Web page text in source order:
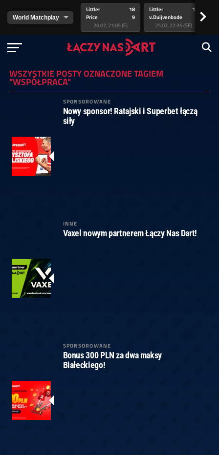
Littler
Price
18
9
26.07, 21:05 (F)
Littler
v.Duijvenbode
17
25.07, 22:35 (SF)
>
WSZYSTKIE POSTY OZNACZONE TAGIEM
"WSPÓŁPRACA"
SPONSOROWANE
Nowy sponsor! Ratajski i Superbet łączą
siły
INNE
Vaxel nowym partnerem Łączy Nas Dart!
SPONSOROWANE
Bonus 300 PLN za dwa maksy
Białeckiego!